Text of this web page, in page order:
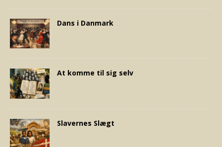
Dans i Danmark
At komme til sig selv
Slavernes Slægt